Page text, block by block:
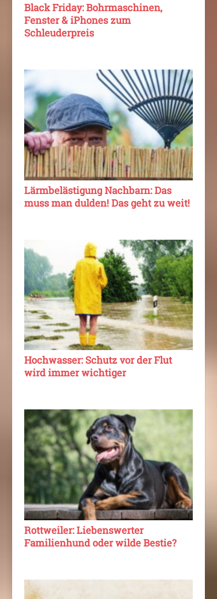
Black Friday: Bohrmaschinen,
Fenster & iPhones zum
Schleuderpreis
Lärmbelästigung Nachbarn: Das
muss man dulden! Das geht zu weit!
Hochwasser: Schutz vor der Flut
wird immer wichtiger
Rottweiler: Liebenswerter
Familienhund oder wilde Bestie?